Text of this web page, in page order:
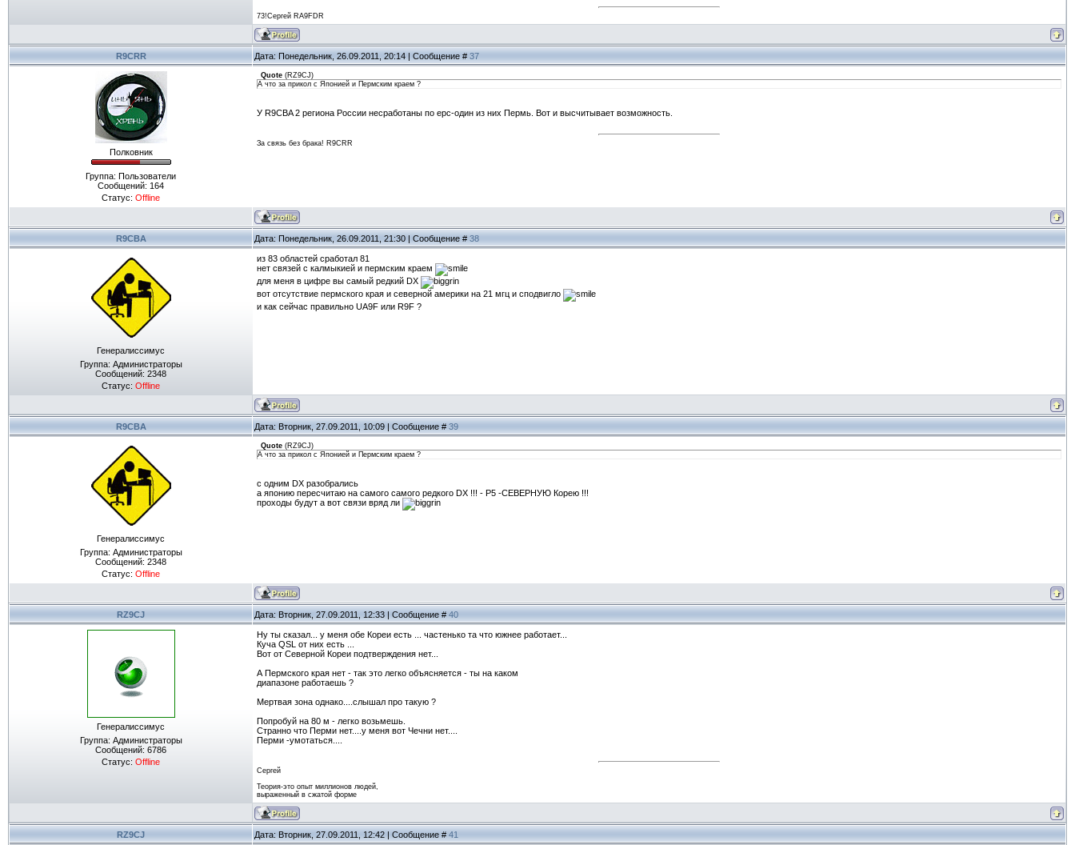
73!Сергей RA9FDR
R9CRR Дата: Понедельник, 26.09.2011, 20:14 | Сообщение # 37
Полковник
Группа: Пользователи
Сообщений: 164
Статус: Offline
Quote (RZ9CJ)
А что за прикол с Японией и Пермским краем ?
У R9CBA 2 региона России несработаны по epc-один из них Пермь. Вот и высчитывает возможность.
За связь без брака! R9CRR
R9CBA Дата: Понедельник, 26.09.2011, 21:30 | Сообщение # 38
Генералиссимус
Группа: Администраторы
Сообщений: 2348
Статус: Offline
из 83 областей сработал 81
нет связей с калмыкией и пермским краем
для меня в цифре вы самый редкий DX
вот отсутствие пермского края и северной америки на 21 мгц и сподвигло
и как сейчас правильно UA9F или R9F ?
R9CBA Дата: Вторник, 27.09.2011, 10:09 | Сообщение # 39
Генералиссимус
Группа: Администраторы
Сообщений: 2348
Статус: Offline
Quote (RZ9CJ)
А что за прикол с Японией и Пермским краем ?
с одним DX разобрались
а японию пересчитаю на самого самого редкого DX !!! - P5 -СЕВЕРНУЮ Корею !!!
проходы будут а вот связи вряд ли
RZ9CJ Дата: Вторник, 27.09.2011, 12:33 | Сообщение # 40
Генералиссимус
Группа: Администраторы
Сообщений: 6786
Статус: Offline
Ну ты сказал... у меня обе Кореи есть ... частенько та что южнее работает...
Куча QSL от них есть ...
Вот от Северной Кореи подтверждения нет...
А Пермского края нет - так это легко объясняется - ты на каком
диапазоне работаешь ?
Мертвая зона однако....слышал про такую ?
Попробуй на 80 м - легко возьмешь.
Странно что Перми нет....у меня вот Чечни нет....
Перми -умотаться....
Сергей
Теория-это опыт миллионов людей,
выраженный в сжатой форме
RZ9CJ Дата: Вторник, 27.09.2011, 12:42 | Сообщение # 41